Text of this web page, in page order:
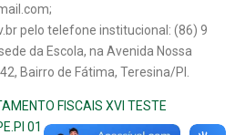
pelo telefone institucional: (86) 9
da Escola, na Avenida Nossa
Bairro de Fátima, Teresina/PI.
FISCAIS XVI TESTE
01